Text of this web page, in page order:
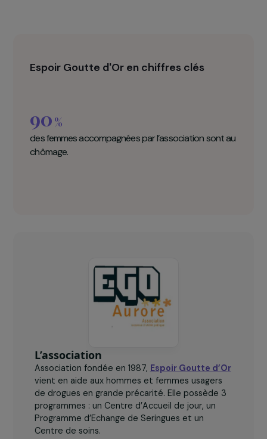
souvent stigmatisé. Sont également organisés
des femmes accompagnées par l’association sont au